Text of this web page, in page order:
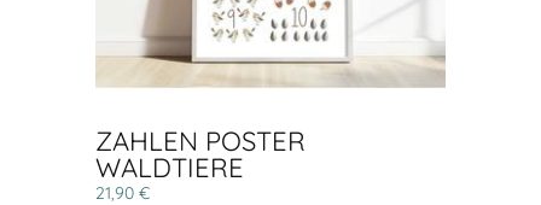
ZAHLEN POSTER
WALDTIERE
21,90 €